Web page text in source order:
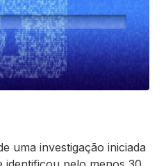
uma investigação iniciada